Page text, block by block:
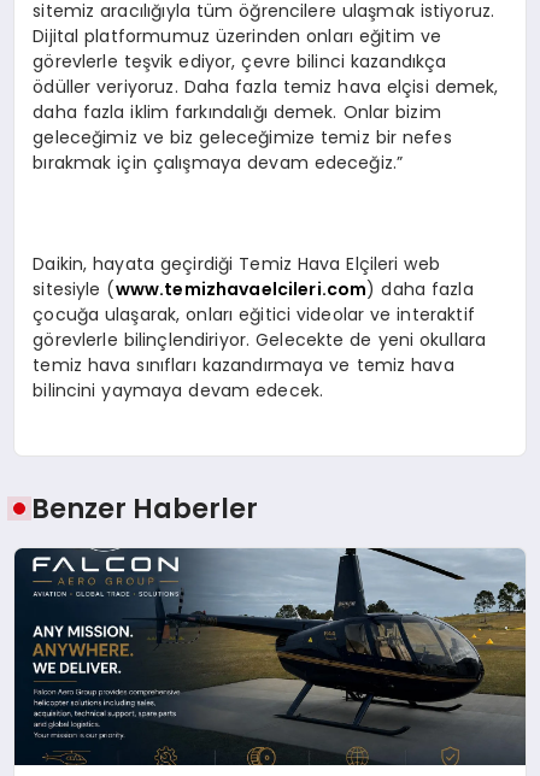
sitemiz aracılığıyla tüm öğrencilere ulaşmak istiyoruz.
Dijital platformumuz üzerinden onları eğitim ve
görevlerle teşvik ediyor, çevre bilinci kazandıkça
ödüller veriyoruz. Daha fazla temiz hava elçisi demek,
daha fazla iklim farkındalığı demek. Onlar bizim
geleceğimiz ve biz geleceğimize temiz bir nefes
bırakmak için çalışmaya devam edeceğiz.”
Daikin, hayata geçirdiği Temiz Hava Elçileri web
sitesiyle (www.temizhavaelcileri.com) daha fazla
çocuğa ulaşarak, onları eğitici videolar ve interaktif
görevlerle bilinçlendiriyor. Gelecekte de yeni okullara
temiz hava sınıfları kazandırmaya ve temiz hava
bilincini yaymaya devam edecek.
Benzer Haberler